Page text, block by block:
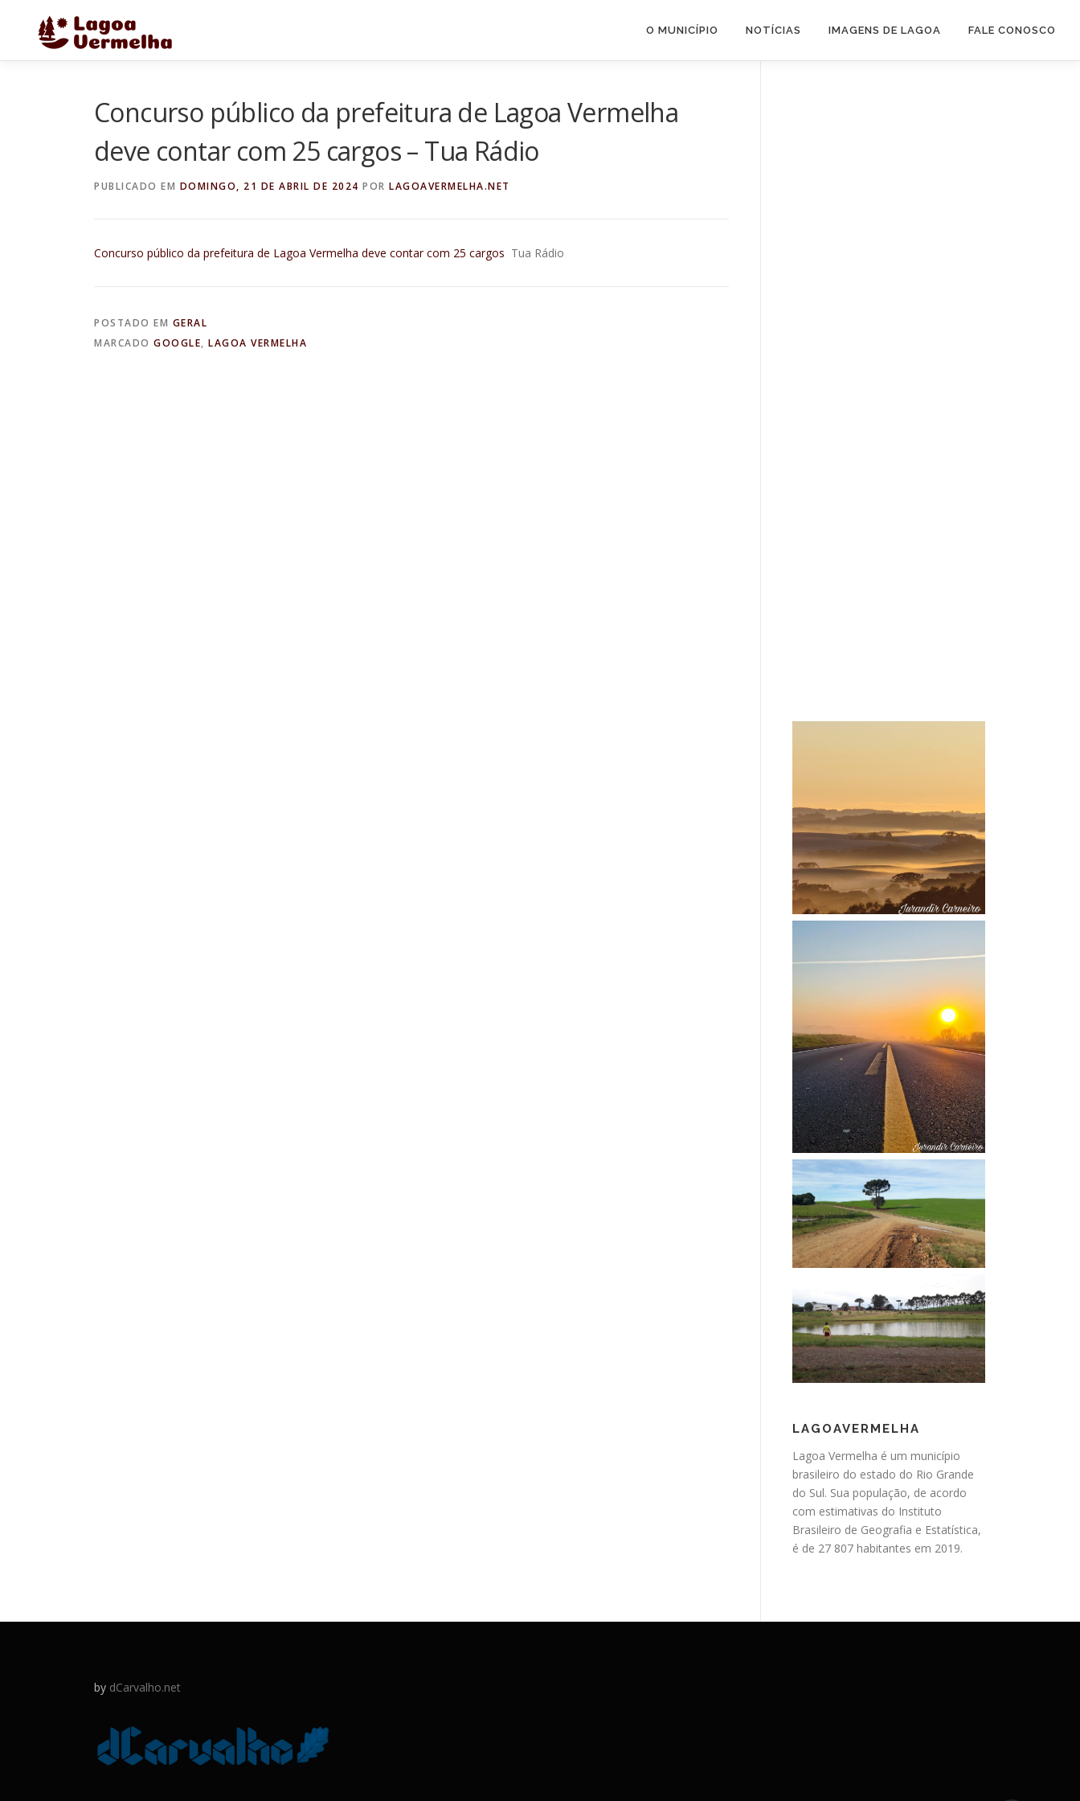
conteúdo
O MUNICÍPIO NOTÍCIAS IMAGENS DE LAGOA FALE CONOSCO
Concurso público da prefeitura de Lagoa Vermelha
deve contar com 25 cargos – Tua Rádio
PUBLICADO EM DOMINGO, 21 DE ABRIL DE 2024 POR LAGOAVERMELHA.NET
Concurso público da prefeitura de Lagoa Vermelha deve contar com 25 cargos Tua Rádio
POSTADO EM GERAL
MARCADO GOOGLE, LAGOA VERMELHA
LAGOAVERMELHA
Lagoa Vermelha é um município
brasileiro do estado do Rio Grande
do Sul. Sua população, de acordo
com estimativas do Instituto
Brasileiro de Geografia e Estatística,
é de 27 807 habitantes em 2019.
by dCarvalho.net